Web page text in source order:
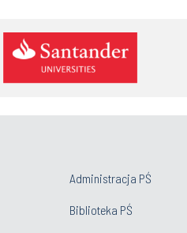
Administracja PŚ
Biblioteka PŚ